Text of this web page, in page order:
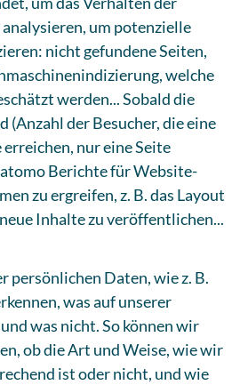
um potenzielle
nicht gefundene Seiten,
welche
werden... Sobald die
(Anzahl der Besucher, die eine
nur eine Seite
Berichte für Website-
zu ergreifen, z. B. das Layout
Inhalte zu veröffentlichen...
persönlichen Daten, wie z. B.
was auf unserer
was nicht. So können wir
ob die Art und Weise, wie wir
ist oder nicht, und wie